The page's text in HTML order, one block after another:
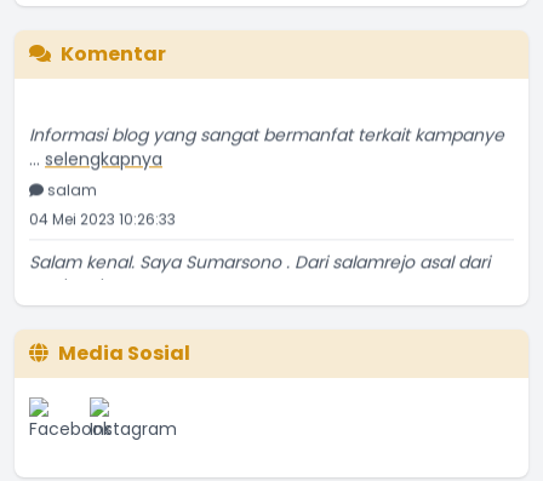
Komentar
...selengkapnya
salam
...selengkapnya
Sumarsono
24 Mei 2021 18:52:53
Temanya bagus, ulasannya kurang detil sedikit. Tapi
...selengkapnya
Yatin Suwarno
Media Sosial